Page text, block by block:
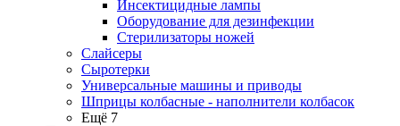
Инсектицидные лампы
Оборудование для дезинфекции
Стерилизаторы ножей
Слайсеры
Сыротерки
Универсальные машины и приводы
Шприцы колбасные - наполнители колбасок
Ещё 7